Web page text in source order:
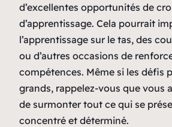
d’excellentes opportunités de
d’apprentissage. Cela pourrait
l’apprentissage sur le tas, des
ou d’autres occasions de
compétences. Même si les défis
grands, rappelez-vous que vous
de surmonter tout ce qui se
concentré et déterminé.